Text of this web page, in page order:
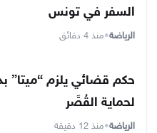
السفر في تونس
الرياضة•منذ 4 دقائق
لحماية القُصَّر
الرياضة•منذ 12 دقيقة